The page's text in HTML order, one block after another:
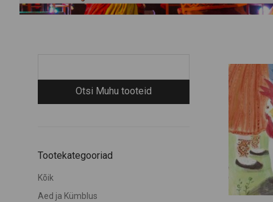
Tootekategooriad
Kõik
Aed ja Kümblus